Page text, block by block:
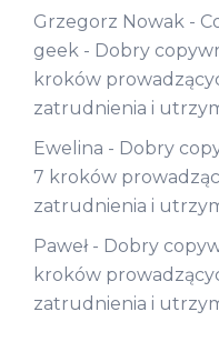
Grzegorz Nowak -
geek - Dobry
kroków
zatrudnienia i
Ewelina - Dobry
7 kroków
zatrudnienia i
Paweł- Dobry
kroków
zatrudnienia i